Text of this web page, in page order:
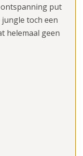
ontspanning put
jungle toch een
helemaal geen